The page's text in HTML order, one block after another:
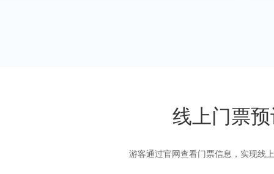
线上门票
游客通过官网查看门票信息，实现线